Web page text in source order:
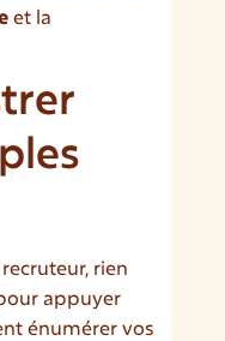
et la
rien
appuyer
énumérer vos